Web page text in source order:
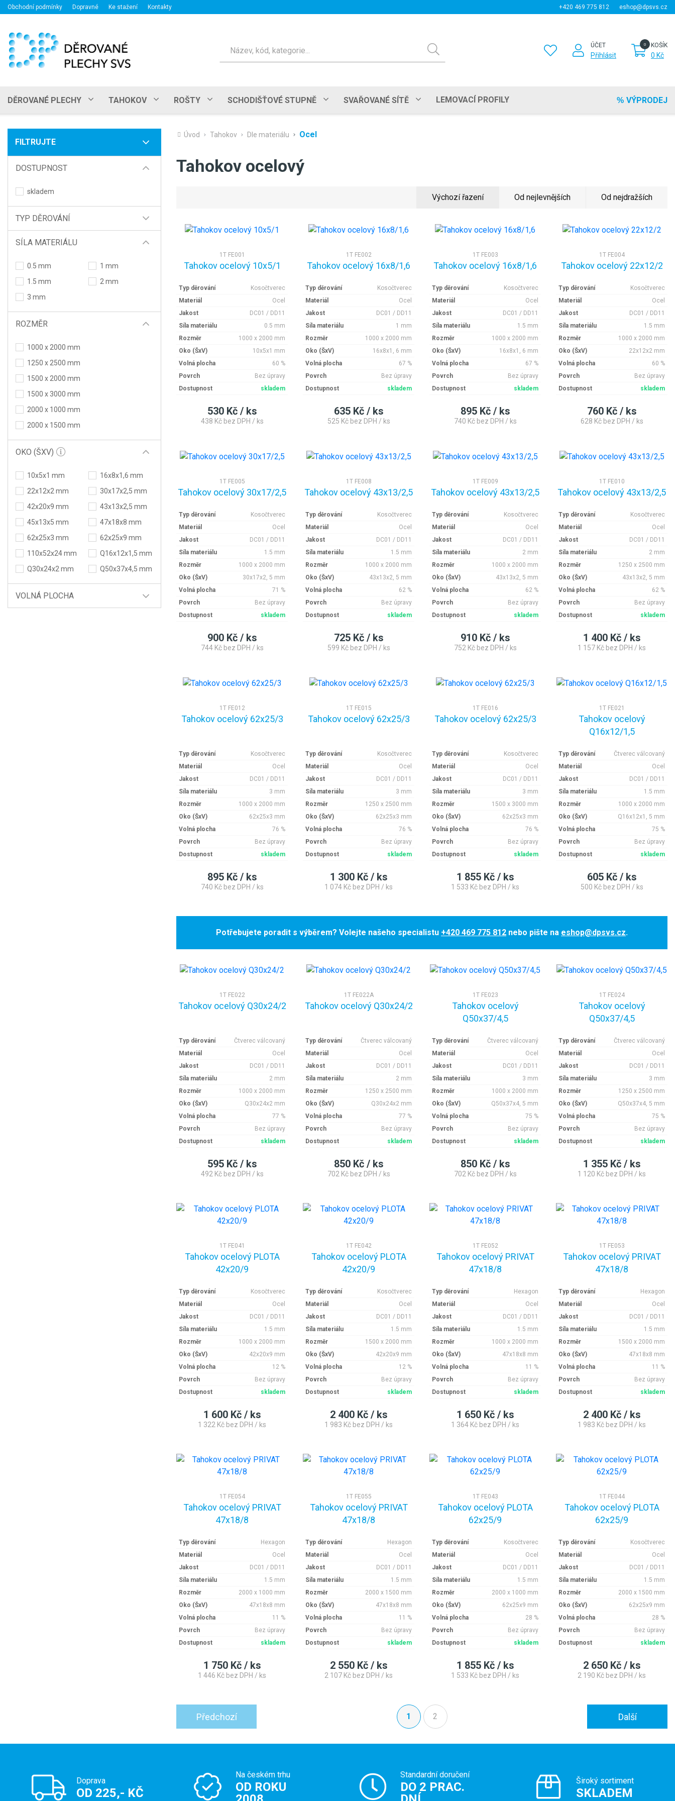
Obchodní podmínky Dopravné Ke stažení Kontakty +420 469 775 812 eshop@dpsvs.cz
ÚČET
Přihlásit
KOŠÍK
0 Kč
DĚROVANÉ PLECHY TAHOKOV ROŠTY SCHODIŠŤOVÉ STUPNĚ SVAŘOVANÉ SÍTĚ LEMOVACÍ PROFILY VÝPRODEJ
FILTRUJTE
DOSTUPNOST
skladem
TYP DĚROVÁNÍ
SÍLA MATERIÁLU
0.5 mm
1 mm
1.5 mm
2 mm
3 mm
ROZMĚR
1000 x 2000 mm
1250 x 2500 mm
1500 x 2000 mm
1500 x 3000 mm
2000 x 1000 mm
2000 x 1500 mm
OKO (ŠXV)
10x5x1 mm
16x8x1,6 mm
22x12x2 mm
30x17x2,5 mm
42x20x9 mm
43x13x2,5 mm
45x13x5 mm
47x18x8 mm
62x25x3 mm
62x25x9 mm
110x52x24 mm
Q16x12x1,5 mm
Q30x24x2 mm
Q50x37x4,5 mm
VOLNÁ PLOCHA
Úvod Tahokov Dle materiálu Ocel
Tahokov ocelový
Výchozí řazení Od nejlevnějších Od nejdražších
1T FE001
Tahokov ocelový 10x5/1
Typ děrování
Kosočtverec
Materiál
Ocel
Jakost
DC01 / DD11
Síla materiálu
0.5 mm
Rozměr
1000 x 2000 mm
Oko (ŠxV)
10x5x1 mm
Volná plocha
60 %
Povrch
Bez úpravy
Dostupnost
skladem
530 Kč / ks
438 Kč bez DPH / ks
1T FE002
Tahokov ocelový 16x8/1,6
Typ děrování
Kosočtverec
Materiál
Ocel
Jakost
DC01 / DD11
Síla materiálu
1 mm
Rozměr
1000 x 2000 mm
Oko (ŠxV)
16x8x1, 6 mm
Volná plocha
67 %
Povrch
Bez úpravy
Dostupnost
skladem
635 Kč / ks
525 Kč bez DPH / ks
1T FE003
Tahokov ocelový 16x8/1,6
Typ děrování
Kosočtverec
Materiál
Ocel
Jakost
DC01 / DD11
Síla materiálu
1.5 mm
Rozměr
1000 x 2000 mm
Oko (ŠxV)
16x8x1, 6 mm
Volná plocha
67 %
Povrch
Bez úpravy
Dostupnost
skladem
895 Kč / ks
740 Kč bez DPH / ks
1T FE004
Tahokov ocelový 22x12/2
Typ děrování
Kosočtverec
Materiál
Ocel
Jakost
DC01 / DD11
Síla materiálu
1.5 mm
Rozměr
1000 x 2000 mm
Oko (ŠxV)
22x12x2 mm
Volná plocha
60 %
Povrch
Bez úpravy
Dostupnost
skladem
760 Kč / ks
628 Kč bez DPH / ks
1T FE005
Tahokov ocelový 30x17/2,5
Typ děrování
Kosočtverec
Materiál
Ocel
Jakost
DC01 / DD11
Síla materiálu
1.5 mm
Rozměr
1000 x 2000 mm
Oko (ŠxV)
30x17x2, 5 mm
Volná plocha
71 %
Povrch
Bez úpravy
Dostupnost
skladem
900 Kč / ks
744 Kč bez DPH / ks
1T FE008
Tahokov ocelový 43x13/2,5
Typ děrování
Kosočtverec
Materiál
Ocel
Jakost
DC01 / DD11
Síla materiálu
1.5 mm
Rozměr
1000 x 2000 mm
Oko (ŠxV)
43x13x2, 5 mm
Volná plocha
62 %
Povrch
Bez úpravy
Dostupnost
skladem
725 Kč / ks
599 Kč bez DPH / ks
1T FE009
Tahokov ocelový 43x13/2,5
Typ děrování
Kosočtverec
Materiál
Ocel
Jakost
DC01 / DD11
Síla materiálu
2 mm
Rozměr
1000 x 2000 mm
Oko (ŠxV)
43x13x2, 5 mm
Volná plocha
62 %
Povrch
Bez úpravy
Dostupnost
skladem
910 Kč / ks
752 Kč bez DPH / ks
1T FE010
Tahokov ocelový 43x13/2,5
Typ děrování
Kosočtverec
Materiál
Ocel
Jakost
DC01 / DD11
Síla materiálu
2 mm
Rozměr
1250 x 2500 mm
Oko (ŠxV)
43x13x2, 5 mm
Volná plocha
62 %
Povrch
Bez úpravy
Dostupnost
skladem
1 400 Kč / ks
1 157 Kč bez DPH / ks
1T FE012
Tahokov ocelový 62x25/3
Typ děrování
Kosočtverec
Materiál
Ocel
Jakost
DC01 / DD11
Síla materiálu
3 mm
Rozměr
1000 x 2000 mm
Oko (ŠxV)
62x25x3 mm
Volná plocha
76 %
Povrch
Bez úpravy
Dostupnost
skladem
895 Kč / ks
740 Kč bez DPH / ks
1T FE015
Tahokov ocelový 62x25/3
Typ děrování
Kosočtverec
Materiál
Ocel
Jakost
DC01 / DD11
Síla materiálu
3 mm
Rozměr
1250 x 2500 mm
Oko (ŠxV)
62x25x3 mm
Volná plocha
76 %
Povrch
Bez úpravy
Dostupnost
skladem
1 300 Kč / ks
1 074 Kč bez DPH / ks
1T FE016
Tahokov ocelový 62x25/3
Typ děrování
Kosočtverec
Materiál
Ocel
Jakost
DC01 / DD11
Síla materiálu
3 mm
Rozměr
1500 x 3000 mm
Oko (ŠxV)
62x25x3 mm
Volná plocha
76 %
Povrch
Bez úpravy
Dostupnost
skladem
1 855 Kč / ks
1 533 Kč bez DPH / ks
1T FE021
Tahokov ocelový
Q16x12/1,5
Typ děrování
Čtverec válcovaný
Materiál
Ocel
Jakost
DC01 / DD11
Síla materiálu
1.5 mm
Rozměr
1000 x 2000 mm
Oko (ŠxV)
Q16x12x1, 5 mm
Volná plocha
75 %
Povrch
Bez úpravy
Dostupnost
skladem
605 Kč / ks
500 Kč bez DPH / ks
Potřebujete poradit s výběrem? Volejte našeho specialistu +420 469 775 812 nebo pište na eshop@dpsvs.cz.
1T FE022
Tahokov ocelový Q30x24/2
Typ děrování
Čtverec válcovaný
Materiál
Ocel
Jakost
DC01 / DD11
Síla materiálu
2 mm
Rozměr
1000 x 2000 mm
Oko (ŠxV)
Q30x24x2 mm
Volná plocha
77 %
Povrch
Bez úpravy
Dostupnost
skladem
595 Kč / ks
492 Kč bez DPH / ks
1T FE022A
Tahokov ocelový Q30x24/2
Typ děrování
Čtverec válcovaný
Materiál
Ocel
Jakost
DC01 / DD11
Síla materiálu
2 mm
Rozměr
1250 x 2500 mm
Oko (ŠxV)
Q30x24x2 mm
Volná plocha
77 %
Povrch
Bez úpravy
Dostupnost
skladem
850 Kč / ks
702 Kč bez DPH / ks
1T FE023
Tahokov ocelový
Q50x37/4,5
Typ děrování
Čtverec válcovaný
Materiál
Ocel
Jakost
DC01 / DD11
Síla materiálu
3 mm
Rozměr
1000 x 2000 mm
Oko (ŠxV)
Q50x37x4, 5 mm
Volná plocha
75 %
Povrch
Bez úpravy
Dostupnost
skladem
850 Kč / ks
702 Kč bez DPH / ks
1T FE024
Tahokov ocelový
Q50x37/4,5
Typ děrování
Čtverec válcovaný
Materiál
Ocel
Jakost
DC01 / DD11
Síla materiálu
3 mm
Rozměr
1250 x 2500 mm
Oko (ŠxV)
Q50x37x4, 5 mm
Volná plocha
75 %
Povrch
Bez úpravy
Dostupnost
skladem
1 355 Kč / ks
1 120 Kč bez DPH / ks
1T FE041
Tahokov ocelový PLOTA
42x20/9
Typ děrování
Kosočtverec
Materiál
Ocel
Jakost
DC01 / DD11
Síla materiálu
1.5 mm
Rozměr
1000 x 2000 mm
Oko (ŠxV)
42x20x9 mm
Volná plocha
12 %
Povrch
Bez úpravy
Dostupnost
skladem
1 600 Kč / ks
1 322 Kč bez DPH / ks
1T FE042
Tahokov ocelový PLOTA
42x20/9
Typ děrování
Kosočtverec
Materiál
Ocel
Jakost
DC01 / DD11
Síla materiálu
1.5 mm
Rozměr
1500 x 2000 mm
Oko (ŠxV)
42x20x9 mm
Volná plocha
12 %
Povrch
Bez úpravy
Dostupnost
skladem
2 400 Kč / ks
1 983 Kč bez DPH / ks
1T FE052
Tahokov ocelový PRIVAT
47x18/8
Typ děrování
Hexagon
Materiál
Ocel
Jakost
DC01 / DD11
Síla materiálu
1.5 mm
Rozměr
1000 x 2000 mm
Oko (ŠxV)
47x18x8 mm
Volná plocha
11 %
Povrch
Bez úpravy
Dostupnost
skladem
1 650 Kč / ks
1 364 Kč bez DPH / ks
1T FE053
Tahokov ocelový PRIVAT
47x18/8
Typ děrování
Hexagon
Materiál
Ocel
Jakost
DC01 / DD11
Síla materiálu
1.5 mm
Rozměr
1500 x 2000 mm
Oko (ŠxV)
47x18x8 mm
Volná plocha
11 %
Povrch
Bez úpravy
Dostupnost
skladem
2 400 Kč / ks
1 983 Kč bez DPH / ks
1T FE054
Tahokov ocelový PRIVAT
47x18/8
Typ děrování
Hexagon
Materiál
Ocel
Jakost
DC01 / DD11
Síla materiálu
1.5 mm
Rozměr
2000 x 1000 mm
Oko (ŠxV)
47x18x8 mm
Volná plocha
11 %
Povrch
Bez úpravy
Dostupnost
skladem
1 750 Kč / ks
1 446 Kč bez DPH / ks
1T FE055
Tahokov ocelový PRIVAT
47x18/8
Typ děrování
Hexagon
Materiál
Ocel
Jakost
DC01 / DD11
Síla materiálu
1.5 mm
Rozměr
2000 x 1500 mm
Oko (ŠxV)
47x18x8 mm
Volná plocha
11 %
Povrch
Bez úpravy
Dostupnost
skladem
2 550 Kč / ks
2 107 Kč bez DPH / ks
1T FE043
Tahokov ocelový PLOTA
62x25/9
Typ děrování
Kosočtverec
Materiál
Ocel
Jakost
DC01 / DD11
Síla materiálu
1.5 mm
Rozměr
2000 x 1000 mm
Oko (ŠxV)
62x25x9 mm
Volná plocha
28 %
Povrch
Bez úpravy
Dostupnost
skladem
1 855 Kč / ks
1 533 Kč bez DPH / ks
1T FE044
Tahokov ocelový PLOTA
62x25/9
Typ děrování
Kosočtverec
Materiál
Ocel
Jakost
DC01 / DD11
Síla materiálu
1.5 mm
Rozměr
2000 x 1500 mm
Oko (ŠxV)
62x25x9 mm
Volná plocha
28 %
Povrch
Bez úpravy
Dostupnost
skladem
2 650 Kč / ks
2 190 Kč bez DPH / ks
Předchozí 1(aktuální)
2 Další
Doprava
OD 225,- KČ
Na českém trhu
OD ROKU
Standardní doručení
DO 2 PRAC.
Široký sortiment
SKLADEM